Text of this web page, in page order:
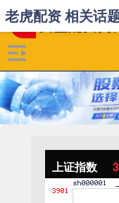
上证指数
老虎配资 相关话